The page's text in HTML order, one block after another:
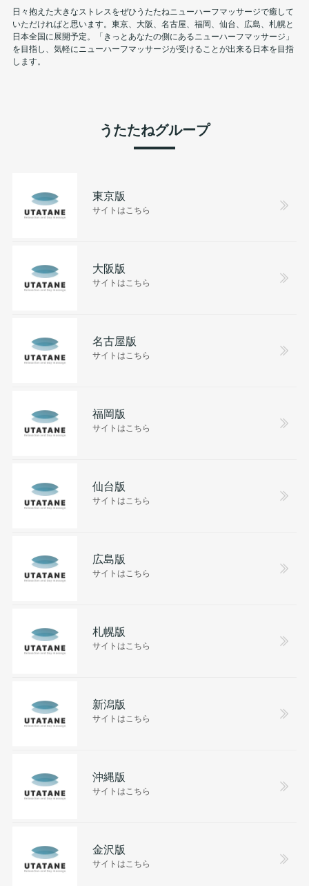
日々抱えた大きなストレスをぜひうたたねニューハーフマッサージで癒して
いただければと思います。東京、大阪、名古屋、福岡、仙台、広島、札幌と
日本全国に展開予定。「きっとあなたの側にあるニューハーフマッサージ」
を目指し、気軽にニューハーフマッサージが受けることが出来る日本を目指
します。
うたたねグループ
東京版
サイトはこちら
大阪版
サイトはこちら
名古屋版
サイトはこちら
福岡版
サイトはこちら
仙台版
サイトはこちら
広島版
サイトはこちら
札幌版
サイトはこちら
新潟版
サイトはこちら
沖縄版
サイトはこちら
金沢版
サイトはこちら